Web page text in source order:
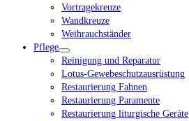
Vortragekreuze
Wandkreuze
Weihrauchständer
Pflege
Reinigung und Reparatur
Lotus-Gewebeschutzausrüstung
Restaurierung Fahnen
Restaurierung Paramente
Restaurierung liturgische Geräte